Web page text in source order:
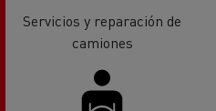
Servicios y reparación de
camiones